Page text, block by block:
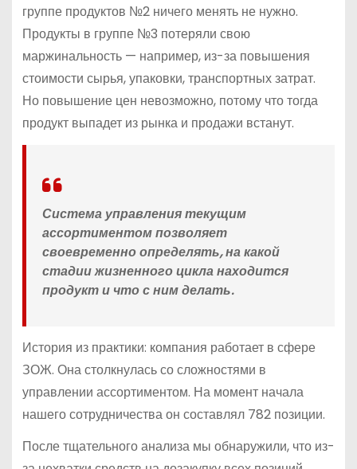
группе продуктов №2 ничего менять не нужно.
Продукты в группе №3 потеряли свою
маржинальность — например, из-за повышения
стоимости сырья, упаковки, транспортных затрат.
Но повышение цен невозможно, потому что тогда
продукт выпадет из рынка и продажи встанут.
Система управления текущим
ассортиментом позволяет
своевременно определять, на какой
стадии жизненного цикла находится
продукт и что с ним делать.
История из практики: компания работает в сфере
ЗОЖ. Она столкнулась со сложностями в
управлении ассортиментом. На момент начала
нашего сотрудничества он составлял 782 позиции.
После тщательного анализа мы обнаружили, что из-